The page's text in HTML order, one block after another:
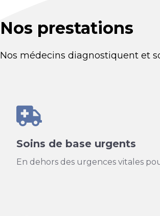
Nos prestations
Nos médecins diagnostiquent et
Soins de base urgents
En dehors des urgences vitales